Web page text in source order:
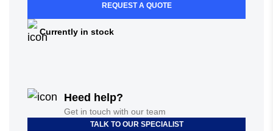
REQUEST A QUOTE
Currently in stock
Heed help?
Get in touch with our team
TALK TO OUR SPECIALIST